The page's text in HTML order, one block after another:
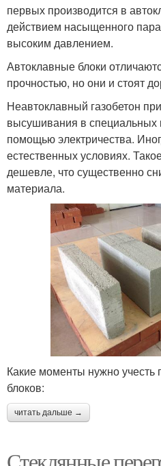
первых производится в
действием насыщенного
высоким давлением.
Автоклавные блоки
прочностью, но они и стоят
Неавтоклавный газобетон
высушивания в специальных
помощью электричества.
естественных условиях.
дешевле, что существенно
материала.
Какие моменты нужно
блоков:
читать дальше →